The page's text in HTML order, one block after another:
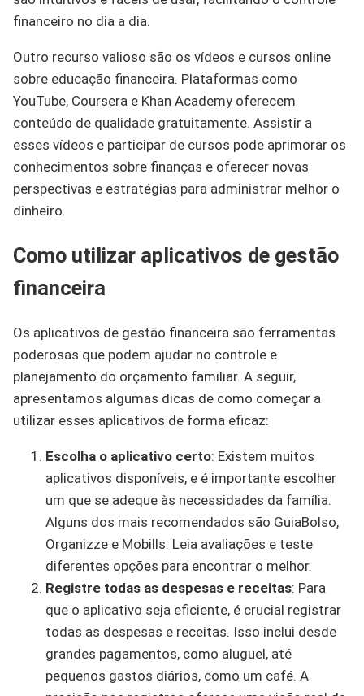
financeiro no dia a dia.
Outro recurso valioso são os vídeos e cursos online
sobre educação financeira. Plataformas como
YouTube, Coursera e Khan Academy oferecem
conteúdo de qualidade gratuitamente. Assistir a
esses vídeos e participar de cursos pode aprimorar os
conhecimentos sobre finanças e oferecer novas
perspectivas e estratégias para administrar melhor o
dinheiro.
Como utilizar aplicativos de gestão
financeira
Os aplicativos de gestão financeira são ferramentas
poderosas que podem ajudar no controle e
planejamento do orçamento familiar. A seguir,
apresentamos algumas dicas de como começar a
utilizar esses aplicativos de forma eficaz:
Escolha o aplicativo certo: Existem muitos
aplicativos disponíveis, e é importante escolher
um que se adeque às necessidades da família.
Alguns dos mais recomendados são GuiaBolso,
Organizze e Mobills. Leia avaliações e teste
diferentes opções para encontrar o melhor.
Registre todas as despesas e receitas: Para
que o aplicativo seja eficiente, é crucial registrar
todas as despesas e receitas. Isso inclui desde
grandes pagamentos, como aluguel, até
pequenos gastos diários, como um café. A